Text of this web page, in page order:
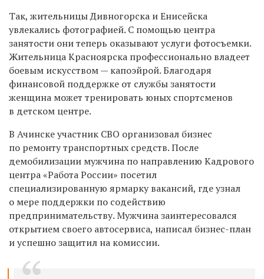
Так, жительницы Дивногорска и Енисейска
увлекались фотографией. С помощью центра
занятости они теперь оказывают услуги фотосъемки.
Жительница Красноярска профессионально владеет
боевым искусством — капоэйрой. Благодаря
финансовой поддержке от службы занятости
женщина может тренировать юных спортсменов
в детском центре.
В Ачинске участник СВО организовал бизнес
по ремонту транспортных средств. После
демобилизации мужчина по направлению Кадрового
центра «Работа России» посетил
специализированную ярмарку вакансий, где узнал
о мере поддержки по содействию
предпринимательству. Мужчина заинтересовался
открытием своего автосервиса, написал бизнес-план
и успешно защитил на комиссии.